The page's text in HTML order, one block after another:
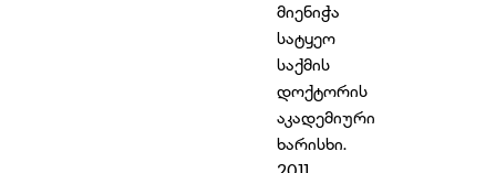
მიენიჭა
სატყეო
საქმის
დოქტორის
აკადემიური
ხარისხი.